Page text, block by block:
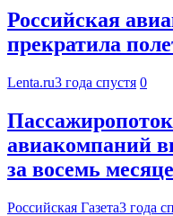
Российская
прекратила
Lenta.ru3 года спустя 0
авиакомпаний
за восемь
Российская Газета3 года